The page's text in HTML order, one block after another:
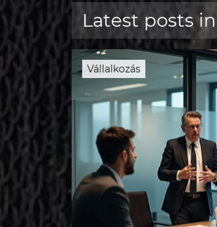
Latest posts
Vállalkozás